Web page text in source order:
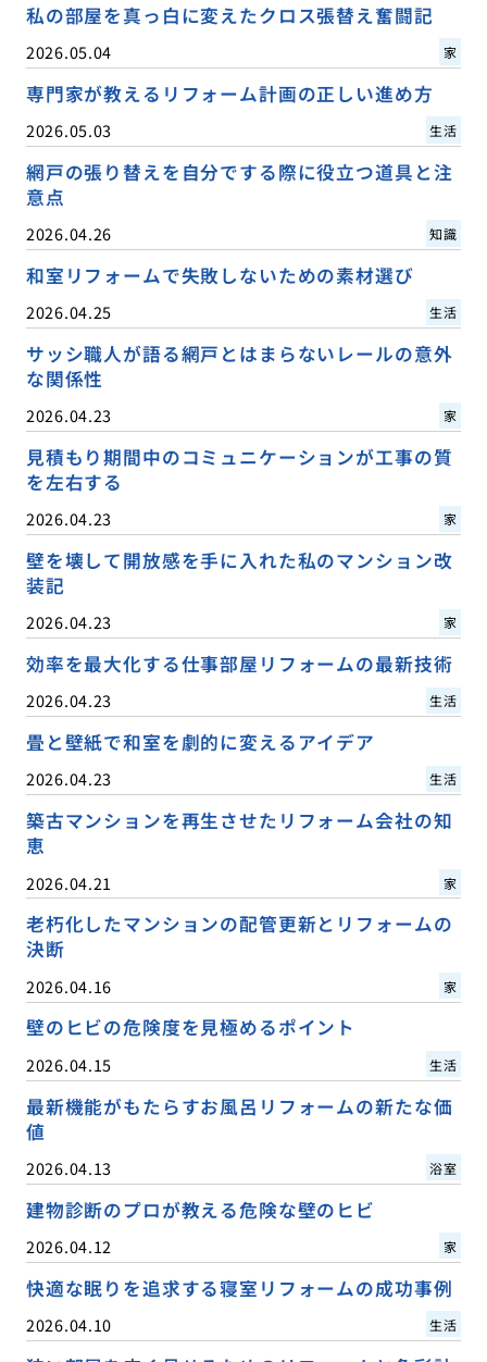
私の部屋を真っ白に変えたクロス張替え奮闘記
2026.05.04 家
専門家が教えるリフォーム計画の正しい進め方
2026.05.03 生活
網戸の張り替えを自分でする際に役立つ道具と注
意点
2026.04.26 知識
和室リフォームで失敗しないための素材選び
2026.04.25 生活
サッシ職人が語る網戸とはまらないレールの意外
な関係性
2026.04.23 家
見積もり期間中のコミュニケーションが工事の質
を左右する
2026.04.23 家
壁を壊して開放感を手に入れた私のマンション改
装記
2026.04.23 家
効率を最大化する仕事部屋リフォームの最新技術
2026.04.23 生活
畳と壁紙で和室を劇的に変えるアイデア
2026.04.23 生活
築古マンションを再生させたリフォーム会社の知
恵
2026.04.21 家
老朽化したマンションの配管更新とリフォームの
決断
2026.04.16 家
壁のヒビの危険度を見極めるポイント
2026.04.15 生活
最新機能がもたらすお風呂リフォームの新たな価
値
2026.04.13 浴室
建物診断のプロが教える危険な壁のヒビ
2026.04.12 家
快適な眠りを追求する寝室リフォームの成功事例
2026.04.10 生活